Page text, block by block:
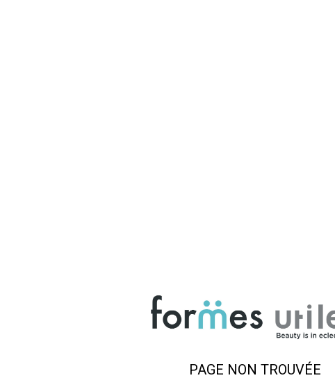
PAGE NON TROUVÉE